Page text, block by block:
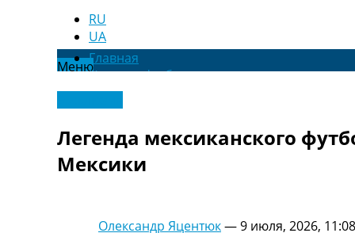
RU
UA
МенюГлавная
Новости футбола
Видео
Трансферы
Последние комментарии
Конкурс прогнозов
Легенда мексиканского
Мексики
Олександр Яцентюк—9 июля, 2026, 11:08